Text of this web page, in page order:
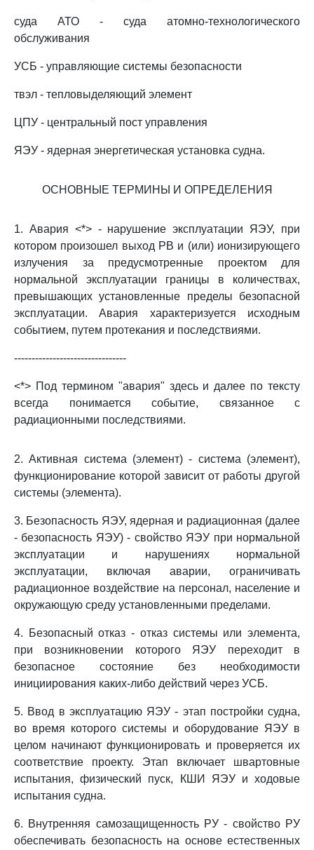
суда АТО - суда атомно-технологического
обслуживания
УСБ - управляющие системы безопасности
твэл - тепловыделяющий элемент
ЦПУ - центральный пост управления
ЯЭУ - ядерная энергетическая установка судна.
ОСНОВНЫЕ ТЕРМИНЫ И ОПРЕДЕЛЕНИЯ
1. Авария <*> - нарушение эксплуатации ЯЭУ, при
котором произошел выход РВ и (или) ионизирующего
излучения за предусмотренные проектом для
нормальной эксплуатации границы в количествах,
превышающих установленные пределы безопасной
эксплуатации. Авария характеризуется исходным
событием, путем протекания и последствиями.
--------------------------------
<*> Под термином "авария" здесь и далее по тексту
всегда понимается событие, связанное с
радиационными последствиями.
2. Активная система (элемент) - система (элемент),
функционирование которой зависит от работы другой
системы (элемента).
3. Безопасность ЯЭУ, ядерная и радиационная (далее
- безопасность ЯЭУ) - свойство ЯЭУ при нормальной
эксплуатации и нарушениях нормальной
эксплуатации, включая аварии, ограничивать
радиационное воздействие на персонал, население и
окружающую среду установленными пределами.
4. Безопасный отказ - отказ системы или элемента,
при возникновении которого ЯЭУ переходит в
безопасное состояние без необходимости
инициирования каких-либо действий через УСБ.
5. Ввод в эксплуатацию ЯЭУ - этап постройки судна,
во время которого системы и оборудование ЯЭУ в
целом начинают функционировать и проверяется их
соответствие проекту. Этап включает швартовные
испытания, физический пуск, КШИ ЯЭУ и ходовые
испытания судна.
6. Внутренняя самозащищенность РУ - свойство РУ
обеспечивать безопасность на основе естественных